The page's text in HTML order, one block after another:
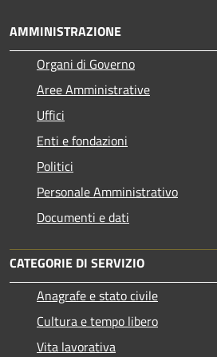
AMMINISTRAZIONE
Organi di Governo
Aree Amministrative
Uffici
Enti e fondazioni
Politici
Personale Amministrativo
Documenti e dati
CATEGORIE DI SERVIZIO
Anagrafe e stato civile
Cultura e tempo libero
Vita lavorativa